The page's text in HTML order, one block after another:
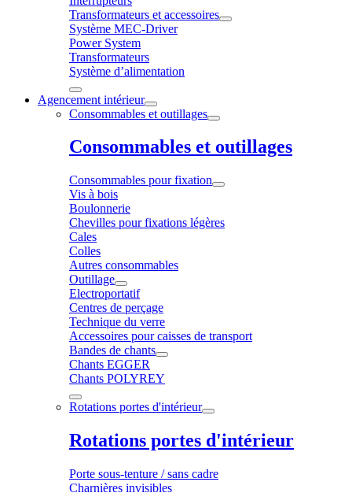
Transformateurs et accessoires
Système MEC-Driver
Power System
Transformateurs
Système d’alimentation
Agencement intérieur
Consommables et outillages
Consommables et outillages
Consommables pour fixation
Vis à bois
Boulonnerie
Chevilles pour fixations légères
Cales
Colles
Autres consommables
Outillage
Electroportatif
Centres de perçage
Technique du verre
Accessoires pour caisses de transport
Bandes de chants
Chants EGGER
Chants POLYREY
Rotations portes d'intérieur
Rotations portes d'intérieur
Porte sous-tenture / sans cadre
Charnières invisibles